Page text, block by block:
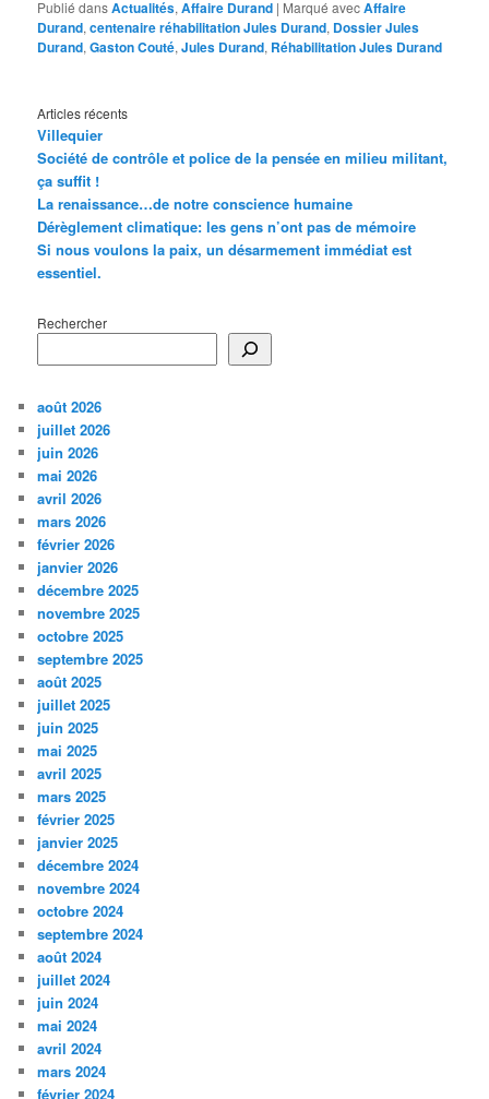
Publié dansActualités,Affaire Durand | Marqué avecAffaire
Durand,centenaire réhabilitation Jules Durand, Dossier Jules
Durand,Gaston Couté,Jules Durand, Réhabilitation Jules Durand
Articles récents
Villequier
Société de contrôle et police de la pensée en milieu militant,
ça suffit !
La renaissance…de notre conscience humaine
Dérèglement climatique: les gens n’ont pas de mémoire
Si nous voulons la paix, un désarmement immédiat est
essentiel.
Rechercher
août 2026
juillet 2026
juin 2026
mai 2026
avril 2026
mars 2026
février 2026
janvier 2026
décembre 2025
novembre 2025
octobre 2025
septembre 2025
août 2025
juillet 2025
juin 2025
mai 2025
avril 2025
mars 2025
février 2025
janvier 2025
décembre 2024
novembre 2024
octobre 2024
septembre 2024
août 2024
juillet 2024
juin 2024
mai 2024
avril 2024
mars 2024
février 2024